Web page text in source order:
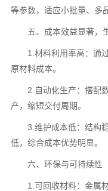
等参数，适应小批量、多
五、成本效益显著，
1.材料利用率高：通
原材料成本。
2.自动化生产：搭配
产，缩短交付周期。
3.维护成本低：结构
低，综合成本优势明显。
六、环保与可持续性
1.可回收材料：金属